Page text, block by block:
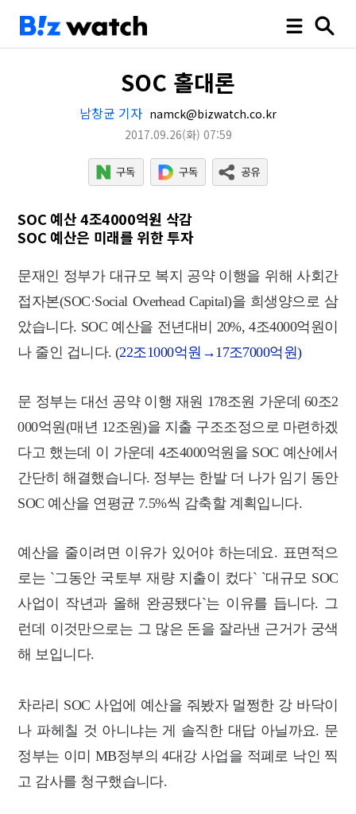
SOC 홀대론
남창균 기자 namck@bizwatch.co.kr
2017.09.26(화) 07:59
SOC 예산 4조4000억원 삭감
SOC 예산은 미래를 위한 투자
문재인 정부가 대규모 복지 공약 이행을 위해 사회간
접자본(SOC·Social Overhead Capital)을 희생양으로 삼
았습니다. SOC 예산을 전년대비 20%, 4조4000억원이
나 줄인 겁니다. (22조1000억원→17조7000억원)
문 정부는 대선 공약 이행 재원 178조원 가운데 60조2
000억원(매년 12조원)을 지출 구조조정으로 마련하겠
다고 했는데 이 가운데 4조4000억원을 SOC 예산에서
간단히 해결했습니다. 정부는 한발 더 나가 임기 동안
SOC 예산을 연평균 7.5%씩 감축할 계획입니다.
예산을 줄이려면 이유가 있어야 하는데요. 표면적으
로는 `그동안 국토부 재량 지출이 컸다` `대규모 SOC
사업이 작년과 올해 완공됐다`는 이유를 듭니다. 그
런데 이것만으로는 그 많은 돈을 잘라낸 근거가 궁색
해 보입니다.
차라리 SOC 사업에 예산을 줘봤자 멀쩡한 강 바닥이
나 파헤칠 것 아니냐는 게 솔직한 대답 아닐까요. 문
정부는 이미 MB정부의 4대강 사업을 적폐로 낙인 찍
고 감사를 청구했습니다.